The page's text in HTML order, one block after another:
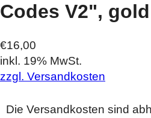
Codes V2",
€16,00
inkl. 19% MwSt.
zzgl. Versandkosten
Die Versandkosten sind